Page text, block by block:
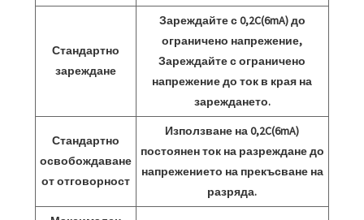
Стандартно
зареждане
Зареждайте с 0,2C(6mA) до
ограничено напрежение,
Зареждайте с ограничено
напрежение до ток в края на
зареждането.
Стандартно
освобождаване
от отговорност
Използване на 0,2C(6mA)
постоянен ток на разреждане до
напрежението на прекъсване на
разряда.